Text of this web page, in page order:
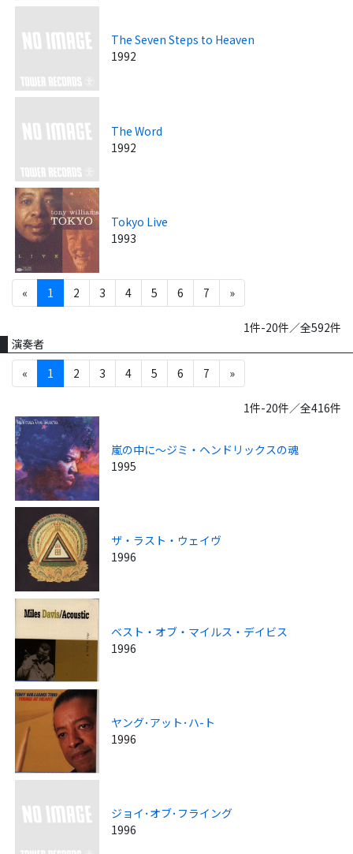
The Seven Steps to Heaven
1992
The Word
1992
Tokyo Live
1993
« 1 2 3 4 5 6 7 »
1件-20件／全592件
演奏者
«
1 2 3 4 5 6 7 »
1件-20件／全416件
嵐の中に～ジミ・ヘンドリックスの魂
1995
ザ・ラスト・ウェイヴ
1996
ベスト・オブ・マイルス・デイビス
1996
ヤング･アット･ハ-ト
1996
ジョイ･オブ･フライング
1996